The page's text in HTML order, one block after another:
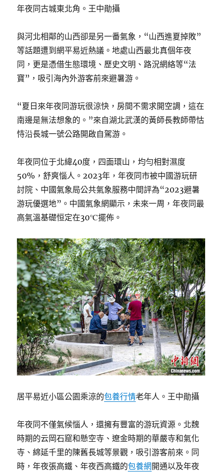
年夜同古城東北角。王中勛攝
與河北相鄰的山西卻是另一番氣象，“山西進夏掉敗”
等話題遭到網平易近熱議。地處山西最北真個年夜
同，更是憑借生態環境、歷史文明、路況網絡等“法
寶”，吸引海內外游客前來避暑游。
“夏日來年夜同游玩很涼快，房間不需求開空調，這在
南邊是無法想象的。”來自湖北武漢的黃師長教師帶怙
恃沿長城一號公路開啟自駕游。
年夜同位于北緯40度，四面環山，均勻相對濕度
50%，舒爽惱人。2023年，年夜同市被中國游玩研
討院、中國氣象局公共氣象服務中間評為“2023避暑
游玩優選地”。中國氣象網顯示，未來一周，年夜同最
高氣溫基礎恒定在30℃擺佈。
居平易近小區公園乘涼的包養行情老年人。王中勛攝
年夜同不僅氣候惱人，還擁有豐富的游玩資源。北魏
時期的云岡石窟和懸空寺、遼金時期的華嚴寺和氣化
寺、綿延千里的陳舊長城等景觀，吸引游客前來。同
時，年夜張高鐵、年夜西高鐵的包養網 開通以及年夜